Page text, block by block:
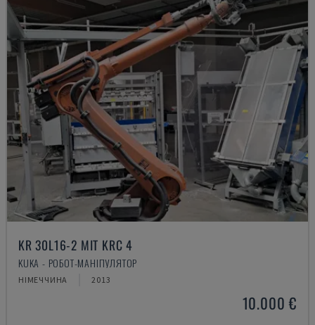
KR 30L16-2 MIT KRC 4
KUKA - РОБОТ-МАНІПУЛЯТОР
НІМЕЧЧИНА 2013
10.000 €